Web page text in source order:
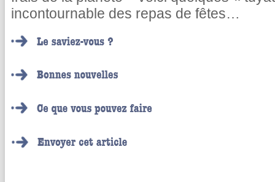
incontournable des repas de fêtes…